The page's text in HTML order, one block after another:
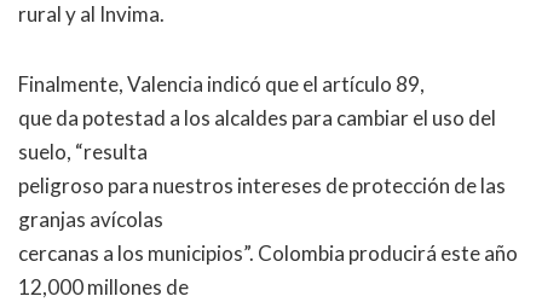
rural y al Invima.
Finalmente, Valencia indicó que el artículo 89,
que da potestad a los alcaldes para cambiar el uso del
suelo, “resulta
peligroso para nuestros intereses de protección de las
granjas avícolas
cercanas a los municipios”. Colombia producirá este año
12,000 millones de